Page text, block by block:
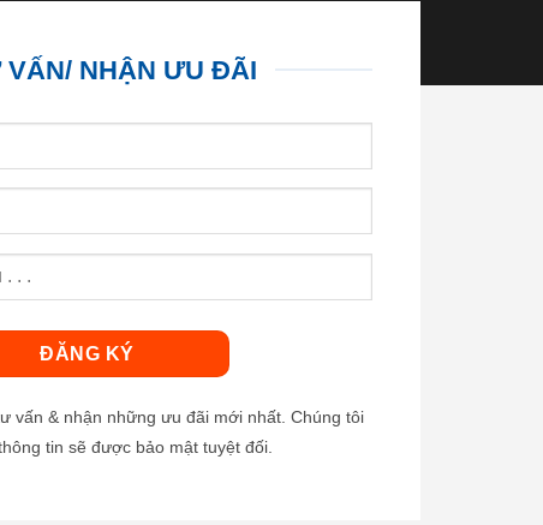
NHẬN ƯU ĐÃI
vấn & nhận những ưu đãi mới nhất. Chúng tôi
tin sẽ được bảo mật tuyệt đối.